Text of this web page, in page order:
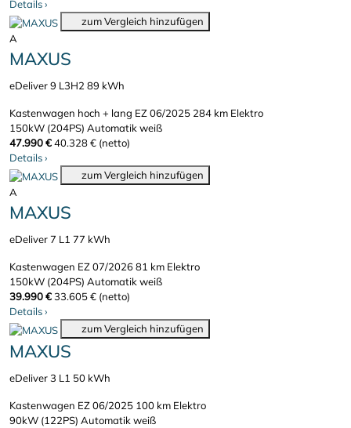
Details›
zum Vergleich hinzufügen
A
MAXUS
eDeliver 9 L3H2 89 kWh
Kastenwagen hoch + lang EZ 06/2025 284 km Elektro
150kW (204PS) Automatikweiß
47.990 €40.328 € (netto)
Details›
zum Vergleich hinzufügen
A
MAXUS
eDeliver 7 L1 77 kWh
Kastenwagen EZ 07/202681 km Elektro
150kW (204PS) Automatikweiß
39.990 €33.605 € (netto)
Details›
zum Vergleich hinzufügen
MAXUS
eDeliver 3 L1 50 kWh
Kastenwagen EZ 06/2025 100 km Elektro
90kW (122PS) Automatikweiß